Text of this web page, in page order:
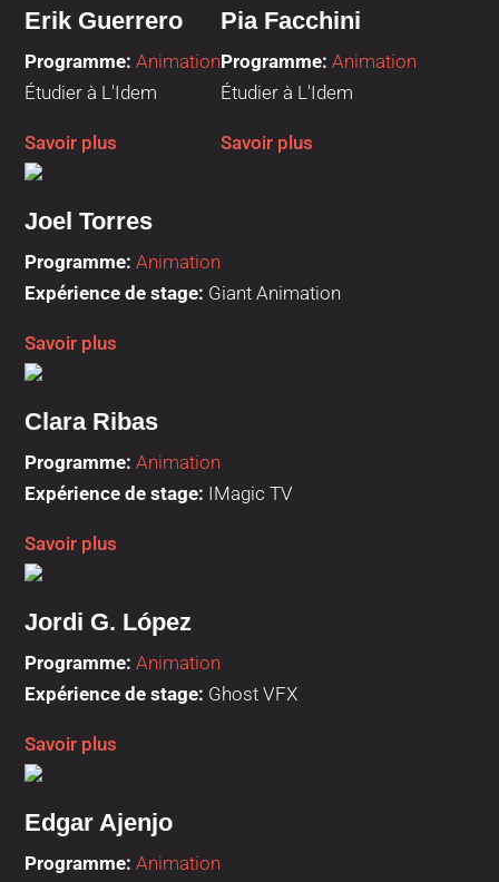
Erik Guerrero
Programme:Animation
Étudier à L'Idem
Savoir plus
Pia Facchini
Programme:Animation
Étudier à L'Idem
Savoir plus
Joel Torres
Programme:Animation
Expérience de stage: Giant Animation
Savoir plus
Clara Ribas
Programme:Animation
Expérience de stage: IMagic TV
Savoir plus
Jordi G. López
Programme:Animation
Expérience de stage: Ghost VFX
Savoir plus
Edgar Ajenjo
Programme:Animation